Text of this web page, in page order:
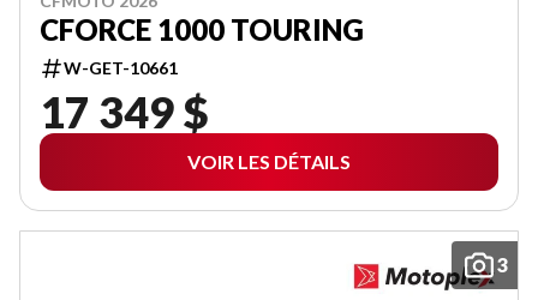
CFORCE 1000 TOURING
W-GET-10661
17 349 $
VOIR LES DÉTAILS
3